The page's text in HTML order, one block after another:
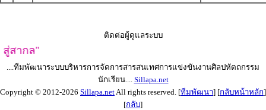
ติดต่อผู้ดูแลระบบ
สากล"
....ทีมพัฒนาระบบบริหารการจัดการสารสนเทศการแข่งขันงานศิลปหัตถกรรม
นักเรียน.... Sillapa.net
Copyright © 2012-2026 Sillapa.netAll rights reserved. [ทีมพัฒนา] [กลับหน้าหลัก]
[กลับ]